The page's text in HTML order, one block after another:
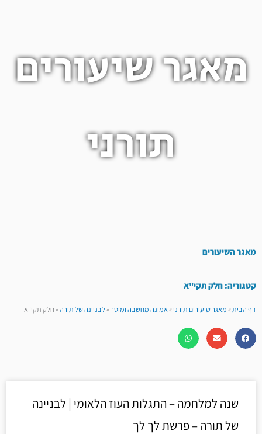
מאגר שיעורים
תורני
מאגר השיעורים
קטגוריה: חלק תקי"א
דף הבית»מאגר שיעורים תורני»אמונה מחשבה ומוסר»לבניינה של תורה»חלק תקי"א
שנה למלחמה – התגלות העוז הלאומי | לבניינה
של תורה – פרשת לך לך